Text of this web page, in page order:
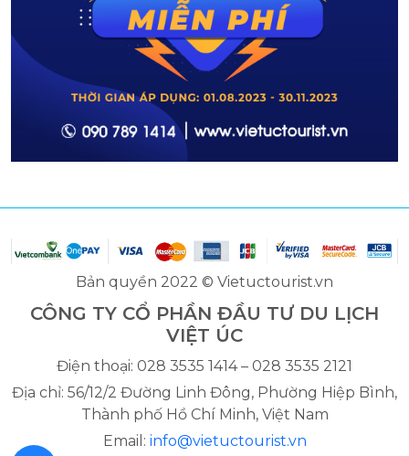
Bản quyền 2022 © Vietuctourist.vn
CÔNG TY CỔ PHẦN ĐẦU TƯ DU LỊCH
VIỆT ÚC
Điện thoại: 028 3535 1414 – 028 3535 2121
Địa chỉ: 56/12/2 Đường Linh Đông, Phường Hiệp Bình,
Thành phố Hồ Chí Minh, Việt Nam
Email: info@vietuctourist.vn